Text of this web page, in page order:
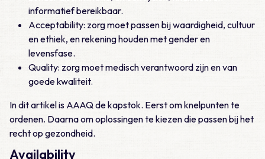
informatief bereikbaar.
Acceptability: zorg moet passen bij waardigheid, cultuur
en ethiek, en rekening houden met gender en
levensfase.
Quality: zorg moet medisch verantwoord zijn en van
goede kwaliteit.
In dit artikel is AAAQ de kapstok. Eerst om knelpunten te
ordenen. Daarna om oplossingen te kiezen die passen bij het
recht op gezondheid.
Availability